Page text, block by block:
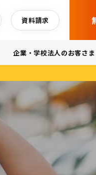
資料請求
企業・学校法人のお客さま